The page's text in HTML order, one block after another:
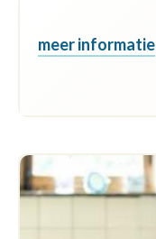
meer informatie